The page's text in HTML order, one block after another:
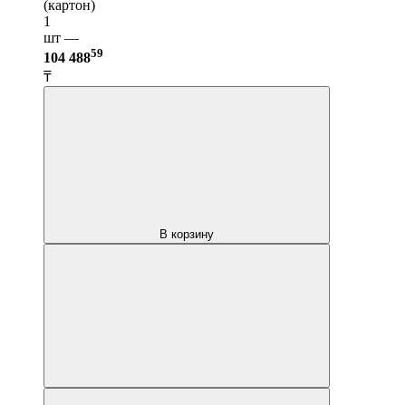
(картон)
1
шт —
104 48859
₸
В корзину